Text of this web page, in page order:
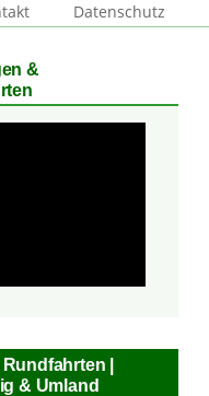
Datenschutz
&
|
& Umland